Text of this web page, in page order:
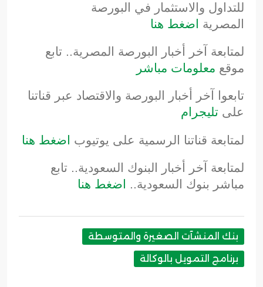
للتداول والاستثمار في البورصة
المصرية اضغط هنا
لمتابعة آخر أخبار البورصة المصرية.. تابع
موقع معلومات مباشر
تابعوا آخر أخبار البورصة والاقتصاد عبر قناتنا
على تليجرام
لمتابعة قناتنا الرسمية على يوتيوب اضغط هنا
لمتابعة آخر أخبار البنوك السعودية.. تابع
مباشر بنوك السعودية..
اضغط هنا
بنك المنشآت الصغيرة والمتوسطة
برنامج التمويل بالوكالة